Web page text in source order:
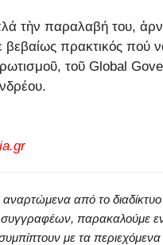
τὴν παραλαβή του,
βεβαίως πρακτικός πού
τοῦ Global
από το διαδίκτυο
παρακαλούμε
με τα